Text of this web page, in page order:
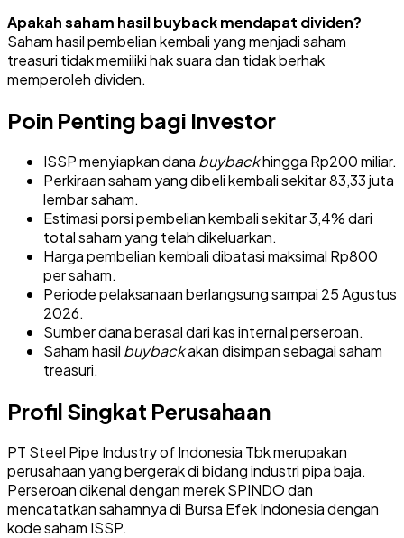
Apakah saham hasil buyback mendapat dividen?
Saham hasil pembelian kembali yang menjadi saham
treasuri tidak memiliki hak suara dan tidak berhak
memperoleh dividen.
Poin Penting bagi Investor
ISSP menyiapkan dana buybackhingga Rp200 miliar.
Perkiraan saham yang dibeli kembali sekitar 83,33 juta
lembar saham.
Estimasi porsi pembelian kembali sekitar 3,4% dari
total saham yang telah dikeluarkan.
Harga pembelian kembali dibatasi maksimal Rp800
per saham.
Periode pelaksanaan berlangsung sampai 25 Agustus
2026.
Sumber dana berasal dari kas internal perseroan.
Saham hasil buybackakan disimpan sebagai saham
treasuri.
Profil Singkat Perusahaan
PT Steel Pipe Industry of Indonesia Tbk merupakan
perusahaan yang bergerak di bidang industri pipa baja.
Perseroan dikenal dengan merek SPINDO dan
mencatatkan sahamnya di Bursa Efek Indonesia dengan
kode saham ISSP.